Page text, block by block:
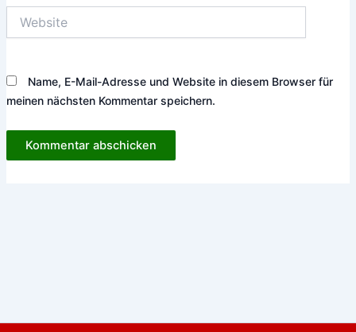
Name, E-Mail-Adresse und Website in diesem Browser für
meinen nächsten Kommentar speichern.